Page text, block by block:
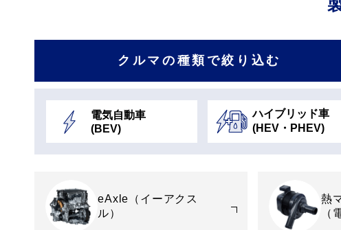
クルマの種類で絞り込む
電気自動車
(BEV)
ハイブリッド車
(HEV・PHEV)
eAxle（イーアクス
ル）
熱
（